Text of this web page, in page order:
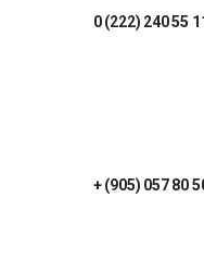
0 (222) 240 55
+ (905) 057 80